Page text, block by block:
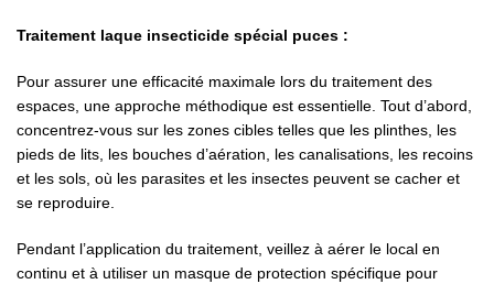
Traitement laque insecticide spécial puces :
Pour assurer une efficacité maximale lors du traitement des
espaces, une approche méthodique est essentielle. Tout d’abord,
concentrez-vous sur les zones cibles telles que les plinthes, les
pieds de lits, les bouches d’aération, les canalisations, les recoins
et les sols, où les parasites et les insectes peuvent se cacher et
se reproduire.
Pendant l’application du traitement, veillez à aérer le local en
continu et à utiliser un masque de protection spécifique pour